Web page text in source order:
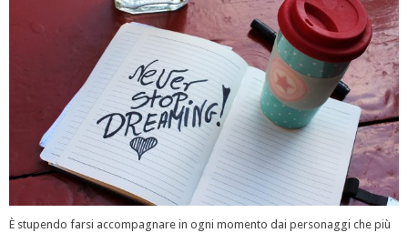
È stupendo farsi accompagnare in ogni momento dai personaggi che più